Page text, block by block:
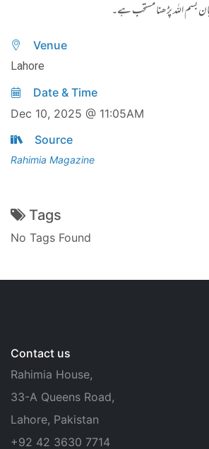
بسم اللہ پڑھنا مستحب ہے۔
Venue
Lahore
Date & Time
Dec 10, 2025 @ 11:05AM
Source
Rahimia Magazine
Tags
No Tags Found
Contact us
Rahimia House,
33-A Queens Road,
Lahore, Pakistan
+92 42 3630 7714